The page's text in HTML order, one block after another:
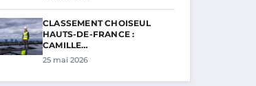
CLASSEMENT CHOISEUL
HAUTS-DE-FRANCE :
CAMILLE…
25 mai 2026